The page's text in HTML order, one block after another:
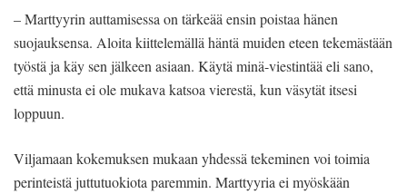
– Marttyyrin auttamisessa on tärkeää ensin poistaa hänen
suojauksensa. Aloita kiittelemällä häntä muiden eteen tekemästään
työstä ja käy sen jälkeen asiaan. Käytä minä-viestintää eli sano,
että minusta ei ole mukava katsoa vierestä, kun väsytät itsesi
loppuun.
Viljamaan kokemuksen mukaan yhdessä tekeminen voi toimia
perinteistä juttutuokiota paremmin. Marttyyria ei myöskään